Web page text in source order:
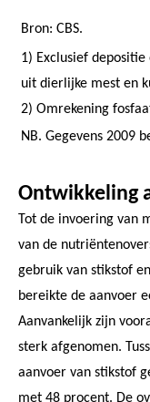
Bron: CBS.
1) Exclusief
uit dierlijke mest en
2) Omrekening
NB. Gegevens 2009
Ontwikkeling
Tot de invoering van
van de
gebruik van stikstof
bereikte de aanvoer
Aanvankelijk zijn
sterk afgenomen.
aanvoer van stikstof
met 48 procent. De